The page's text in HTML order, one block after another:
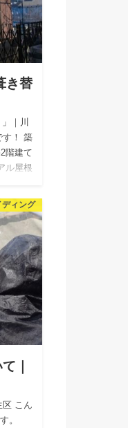
き替
｜川
す！ 築
階建て
ル屋根
ディング
｜
区 こん
。